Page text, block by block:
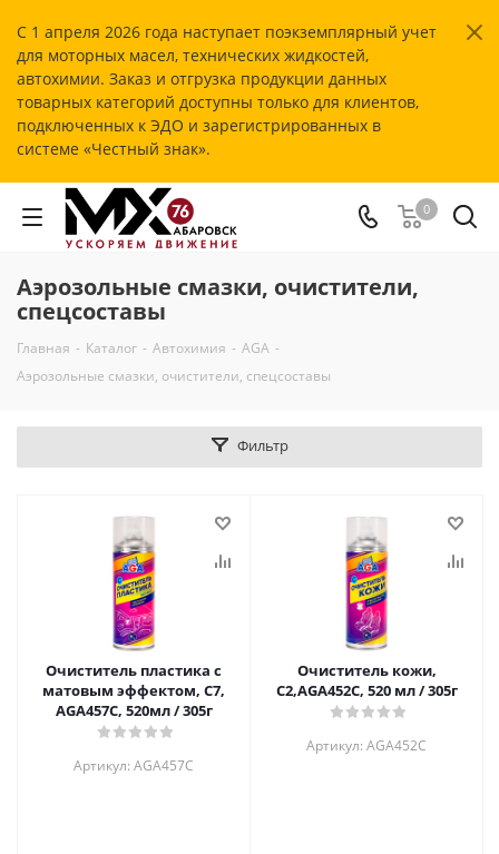
С 1 апреля 2026 года наступает поэкземплярный учет
для моторных масел, технических жидкостей,
автохимии. Заказ и отгрузка продукции данных
товарных категорий доступны только для клиентов,
подключенных к ЭДО и зарегистрированных в
системе «Честный знак».
0
Аэрозольные смазки, очистители,
спецсоставы
Главная - Каталог - Автохимия - AGA -
Аэрозольные смазки, очистители, спецсоставы
Фильтр
Очиститель пластика с
матовым эффектом, С7,
AGA457C, 520мл / 305г
Артикул: AGA457C
Очиститель кожи,
C2,AGA452C, 520 мл / 305г
Артикул: AGA452C